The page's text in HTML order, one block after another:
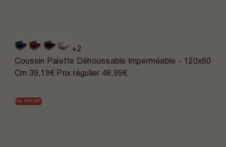
+2
Coussin Palette Déhoussable Imperméable - 120x60
Cm 39,19€ Prix régulier 48,99€
EN PROMO